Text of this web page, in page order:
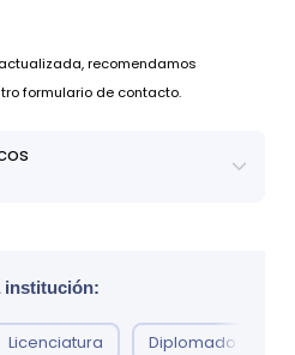
recomendamos
formulario de contacto.
formulario de contacto.
institución:
Licenciatura Diplomado